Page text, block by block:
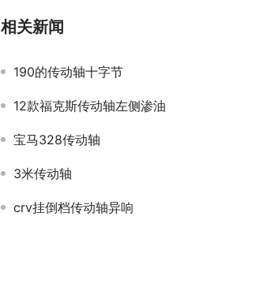
相关新闻
190的传动轴十字节
12款福克斯传动轴左侧渗油
宝马328传动轴
3米传动轴
crv挂倒档传动轴异响